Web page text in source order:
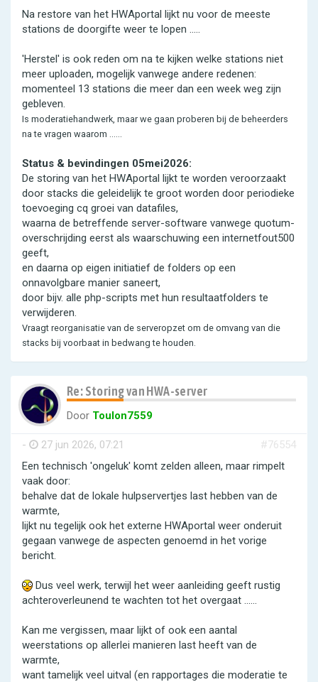
Na restore van het HWAportal lijkt nu voor de meeste
stations de doorgifte weer te lopen .....
'Herstel' is ook reden om na te kijken welke stations niet
meer uploaden, mogelijk vanwege andere redenen:
momenteel 13 stations die meer dan een week weg zijn
gebleven.
Is moderatiehandwerk, maar we gaan proberen bij de beheerders
na te vragen waarom ......
Status & bevindingen 05mei2026:
De storing van het HWAportal lijkt te worden veroorzaakt
door stacks die geleidelijk te groot worden door periodieke
toevoeging cq groei van datafiles,
waarna de betreffende server-software vanwege quotum-
overschrijding eerst als waarschuwing een internetfout500
geeft,
en daarna op eigen initiatief de folders op een
onnavolgbare manier saneert,
door bijv. alle php-scripts met hun resultaatfolders te
verwijderen.
Vraagt reorganisatie van de serveropzet om de omvang van die
stacks bij voorbaat in bedwang te houden.
Re: Storing van HWA-server
Door Toulon7559
- 27 jun 2026, 07:21
#76554
Een technisch 'ongeluk' komt zelden alleen, maar rimpelt
vaak door:
behalve dat de lokale hulpservertjes last hebben van de
warmte,
lijkt nu tegelijk ook het externe HWAportal weer onderuit
gegaan vanwege de aspecten genoemd in het vorige
bericht.
Dus veel werk, terwijl het weer aanleiding geeft rustig
achteroverleunend te wachten tot het overgaat ......
Kan me vergissen, maar lijkt of ook een aantal
weerstations op allerlei manieren last heeft van de
warmte,
want tamelijk veel uitval (en rapportages die moderatie te